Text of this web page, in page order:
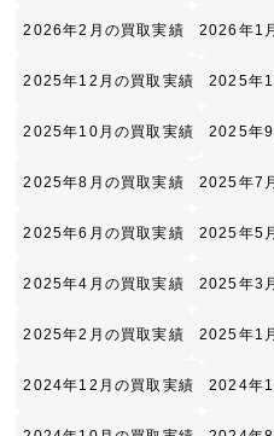
2026年2月の買取実績 2026年1
2025年12月の買取実績 2025年
2025年10月の買取実績 2025年
2025年8月の買取実績 2025年7
2025年6月の買取実績 2025年5
2025年4月の買取実績 2025年3
2025年2月の買取実績 2025年1
2024年12月の買取実績 2024年